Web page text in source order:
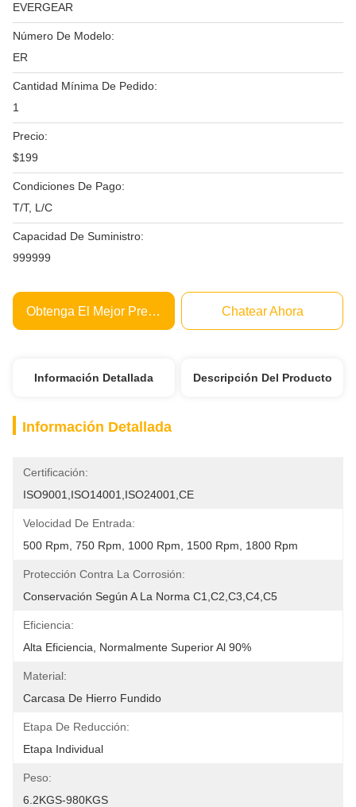
EVERGEAR
Número De Modelo:
ER
Cantidad Mínima De Pedido:
1
Precio:
$199
Condiciones De Pago:
T/T, L/C
Capacidad De Suministro:
999999
Obtenga El Mejor Precio Chatear Ahora
Información Detallada Descripción Del Producto
Información Detallada
Certificación:
ISO9001,ISO14001,ISO24001,CE
Velocidad De Entrada:
500 Rpm, 750 Rpm, 1000 Rpm, 1500 Rpm, 1800 Rpm
Protección Contra La Corrosión:
Conservación Según A La Norma C1,C2,C3,C4,C5
Eficiencia:
Alta Eficiencia, Normalmente Superior Al 90%
Material:
Carcasa De Hierro Fundido
Etapa De Reducción:
Etapa Individual
Peso:
6.2KGS-980KGS